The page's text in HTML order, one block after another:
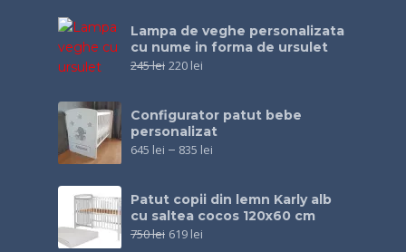
Lampa de veghe personalizata
cu nume in forma de ursulet
245lei 220 lei
Configurator patut bebe
personalizat
645 lei – 835 lei
Patut copii din lemn Karly alb
cu saltea cocos 120x60 cm
750lei 619 lei